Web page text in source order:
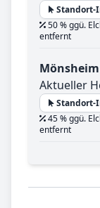
Standort-
50 % ggü.
entfernt
Mönsheim
Aktueller
Standort-
45 % ggü.
entfernt